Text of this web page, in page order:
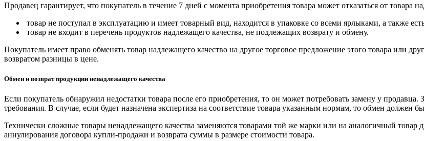
Продавец гарантирует, что покупатель в течение 7 дней с момента приобретения товара может отказаться от товара
товар не поступал в эксплуатацию и имеет товарный вид, находится в упаковке со всеми ярлыками, а также
товар не входит в перечень продуктов надлежащего качества, не подлежащих возврату и обмену.
Покупатель имеет право обменять товар надлежащего качество на другое торговое предложение этого товара или
возвратом разницы в цене.
Обмен и возврат продукции ненадлежащего качества
Если покупатель обнаружил недостатки товара после его приобретения, то он может потребовать замену у
требования. В случае, если будет назначена экспертиза на соответствие товара указанным нормам, то обмен должен
Технически сложные товары ненадлежащего качества заменяются товарами той же марки или на аналогичный товар
аннулирования договора купли-продажи и возврата суммы в размере стоимости товара.